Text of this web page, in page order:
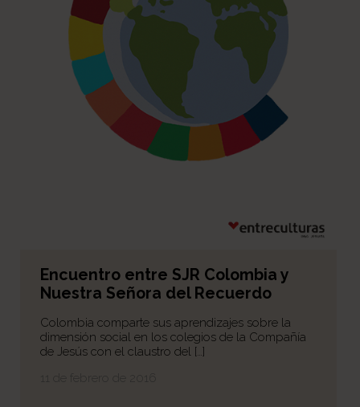
Encuentro entre SJR Colombia y
Nuestra Señora del Recuerdo
Colombia comparte sus aprendizajes sobre la
dimensión social en los colegios de la Compañía
de Jesús con el claustro del […]